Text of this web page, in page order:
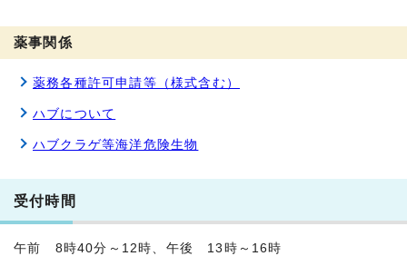
薬事関係
薬務各種許可申請等（様式含む）
ハブについて
ハブクラゲ等海洋危険生物
受付時間
午前 8時40分～12時、午後 13時～16時